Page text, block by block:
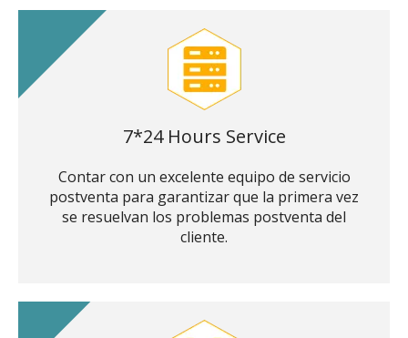
7*24 Hours Service
Contar con un excelente equipo de servicio
postventa para garantizar que la primera vez
se resuelvan los problemas postventa del
cliente.